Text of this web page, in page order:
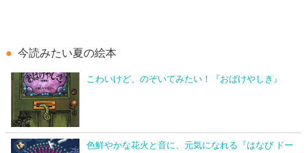
今読みたい夏の絵本
こわいけど、のぞいてみたい！『おばけやしき』
色鮮やかな花火と音に、元気になれる『はなび ドー